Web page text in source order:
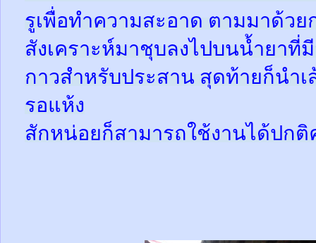
รูเพื่อทำความสะอาด ตามมาด้วย
สังเคราะห์มาชุบลงไปบนน้ำยาที่
กาวสำหรับประสาน สุดท้ายก็นำเ
รอแห้ง
สักหน่อยก็สามารถใช้งานได้ปกติ